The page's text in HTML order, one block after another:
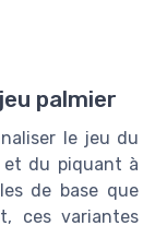
palmier
le jeu du
et du piquant à
de base que
ces variantes